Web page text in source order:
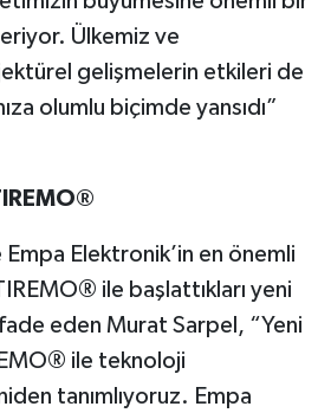
Ülkemiz ve
gelişmelerin etkileri de
olumlu biçimde yansıdı”
Empa Elektronik’in en önemli
ile başlattıkları yeni
eden Murat Sarpel, “Yeni
ile teknoloji
tanımlıyoruz. Empa